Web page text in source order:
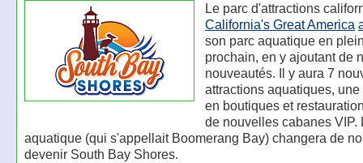
Le parc d'attractions
California's Great America
son parc aquatique en
prochain, en y ajoutant de
nouveautés. Il y aura 7
attractions aquatiques, une
en boutiques et
de nouvelles cabanes VIP.
aquatique (qui s'appellait Boomerang Bay) changera de
devenir South Bay Shores.